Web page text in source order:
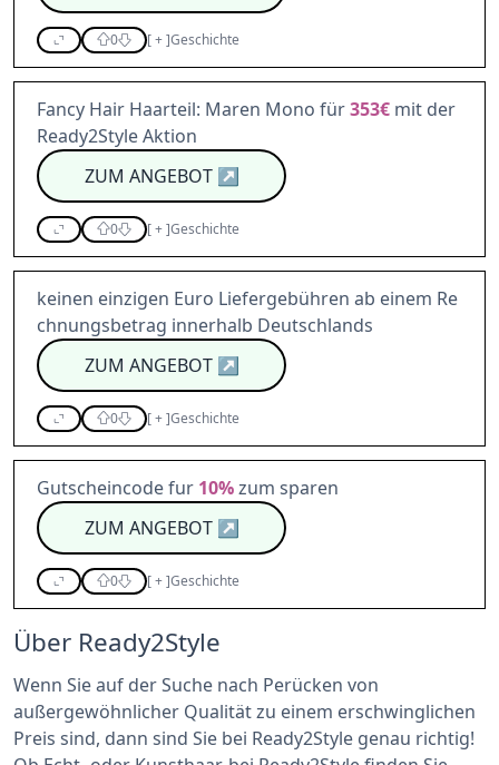
0 [+]Geschichte
Fancy Hair Haarteil: Maren Mono für353€ mit der
Ready2Style Aktion
ZUM ANGEBOT↗
0 [+]Geschichte
keinen einzigen Euro Liefergebühren ab einem Re
chnungsbetrag innerhalb Deutschlands
ZUM ANGEBOT↗
0 [+]Geschichte
Gutscheincode fur 10%zum sparen
ZUM ANGEBOT↗
0 [+]Geschichte
Über Ready2Style
Wenn Sie auf der Suche nach Perücken von
außergewöhnlicher Qualität zu einem erschwinglichen
Preis sind, dann sind Sie bei Ready2Style genau richtig!